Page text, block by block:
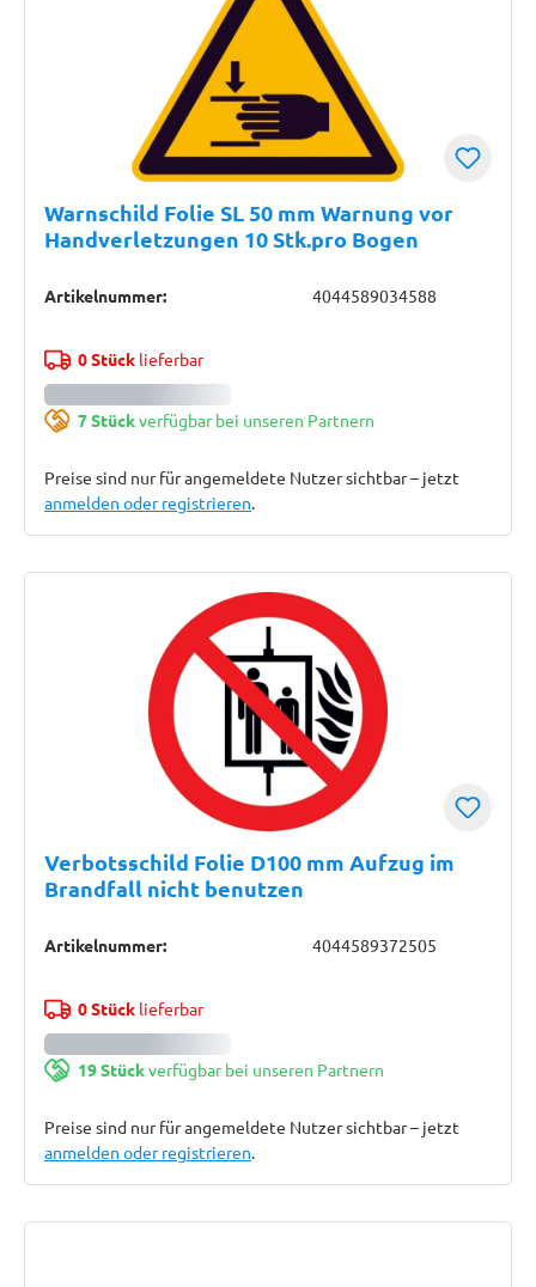
Warnschild Folie SL 50 mm Warnung vor
Handverletzungen 10 Stk.pro Bogen
Artikelnummer: 4044589034588
0 Stücklieferbar
7 Stückverfügbar bei unseren Partnern
Preise sind nur für angemeldete Nutzer sichtbar – jetzt
anmelden oder registrieren.
Verbotsschild Folie D100 mm Aufzug im
Brandfall nicht benutzen
Artikelnummer: 4044589372505
0 Stücklieferbar
19 Stückverfügbar bei unseren Partnern
Preise sind nur für angemeldete Nutzer sichtbar – jetzt
anmelden oder registrieren.